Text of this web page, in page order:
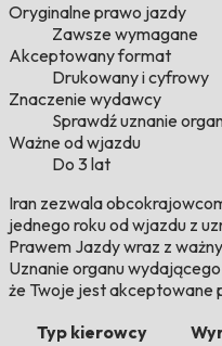
Oryginalne prawo jazdy
Zawsze wymagane
Akceptowany format
Drukowany i cyfrowy
Znaczenie wydawcy
Sprawdź uznanie
Ważne od wjazdu
Do 3 lat
Iran zezwala
jednego roku od wjazdu z
Prawem Jazdy wraz z
Uznanie organu
że Twoje jest akceptowane
Typ kierowcy